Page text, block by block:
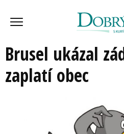
Brusel ukázal
zaplatí obec